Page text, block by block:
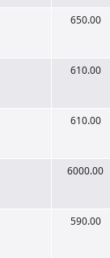
650.00
610.00
610.00
6000.00
590.00